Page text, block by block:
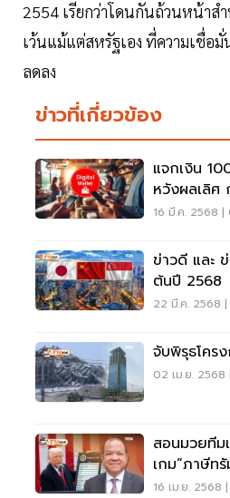
2554 เรียกว่าโดนกันถ้วนหน้าส
เว้นแม้แต่สหรัฐเอง ที่ความเชื่อ
ลดลง
ข่าวที่เกี่ยวข้อง
แจกเงิน
หวังผลเลิศ
16 มี.ค. 2568 |
ข่าวดี และ
ต้นปี 2568
22 มี.ค. 2568
จับพิรุธโคร
02 เม.ย. 2568
สอนมวยทีม
เกม“ภาษีทรั
16 เม.ย. 2568